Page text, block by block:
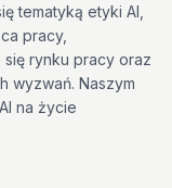
tematyką etyki AI,
pracy,
rynku pracy oraz
wyzwań. Naszym
na życie